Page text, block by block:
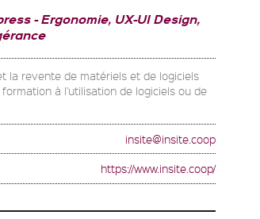
Ergonomie, UX-UI Design,
la revente de matériels et de logiciels
à l'utilisation de logiciels ou de
insite@insite.coop
https://www.insite.coop/